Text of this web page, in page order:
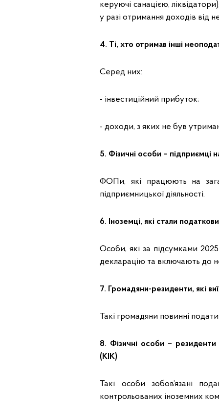
керуючі санацією,
у разі отримання доходів від
4. Ті, хто отримав інші
Серед них:
- інвестиційний прибуток;
- доходи, з яких не був
5. Фізичні особи – підприємці
ФОПи, які працюють на
підприємницької діяльності.
6. Іноземці, які стали
Особи, які за підсумками
декларацію та включають до
7. Громадяни-резиденти, які
Такі громадяни повинні
8. Фізичні особи – резиденти
(КІК)
Такі особи зобов’язані
контрольованих іноземних